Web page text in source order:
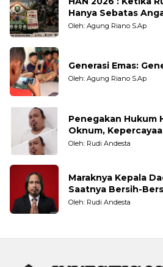
Hanya Sebatas
Oleh: Agung Riano S.Ap
Generasi Emas:
Oleh: Agung Riano S.Ap
Penegakan Hukum
Oknum,
Taruhannya
Oleh: Rudi Andesta
Maraknya Kepala
Saatnya Bersih-
Pemerintahan
Oleh: Rudi Andesta